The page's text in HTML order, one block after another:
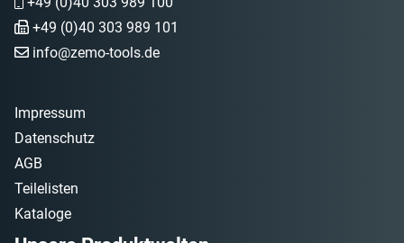
+49 (0)40 303 989 101
info@zemo-tools.de
Impressum
Datenschutz
AGB
Teilelisten
Kataloge